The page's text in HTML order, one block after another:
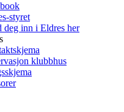
styret
deg inn i Eldres her
klubbhus